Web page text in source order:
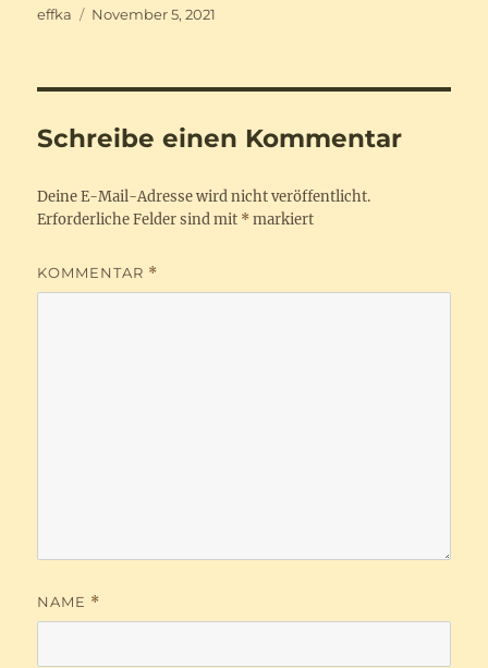
Autor
effka
Veröffentlicht
November 5, 2021
Schreibe einen Kommentar
Deine E-Mail-Adresse wird nicht veröffentlicht.
Erforderliche Felder sind mit * markiert
KOMMENTAR *
NAME *